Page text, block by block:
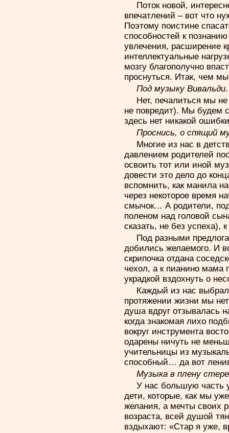
Поток новой,
впечатлений – вот что
Поэтому поистине
способностей к
увлечения, расширение
интеллектуальные
мозгу благополучно
проснуться. Итак, чем
Под музыку
Нет, печалиться мы
не повредит). Мы будем
здесь нет никакой
Проснись, о спящий
Многие из нас в
давлением родителей
освоить тот или иной
довести это дело до
вспомнить, как манила
через некоторое время
смычок… А родители,
поленом над головой
сказать, не без успеха),
Под разными
добились желаемого. И
скрипочка отдана
чехол, а к пианино мама
украдкой вздохнуть о
Каждый из нас
протяжении жизни мы
душа вдруг отзывалась
когда знакомая лихо
вокруг инструмента
одарены ничуть не
учительницы из
способный… да вот
Музыка в плену
У нас большую часть
дети, которые, как мы
желания, а мечты своих
возраста, всей душой
вздыхают: «Стар я уже,